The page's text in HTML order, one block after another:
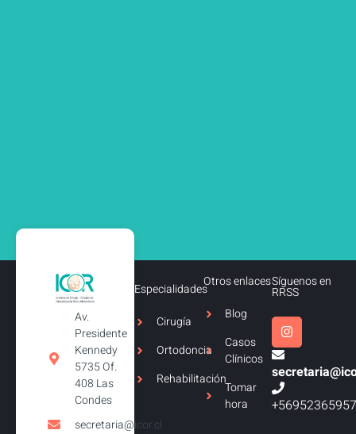
Av.
Presidente
Kennedy
5735 Of.
408 Las
Condes
secretaria@icor.cl
Especialidades
Cirugía
Ortodoncia
Rehabilitación
Otros enlaces
Blog
Casos
Clínicos
Tomar
hora
Síguenos en
RRSS
+56952365957